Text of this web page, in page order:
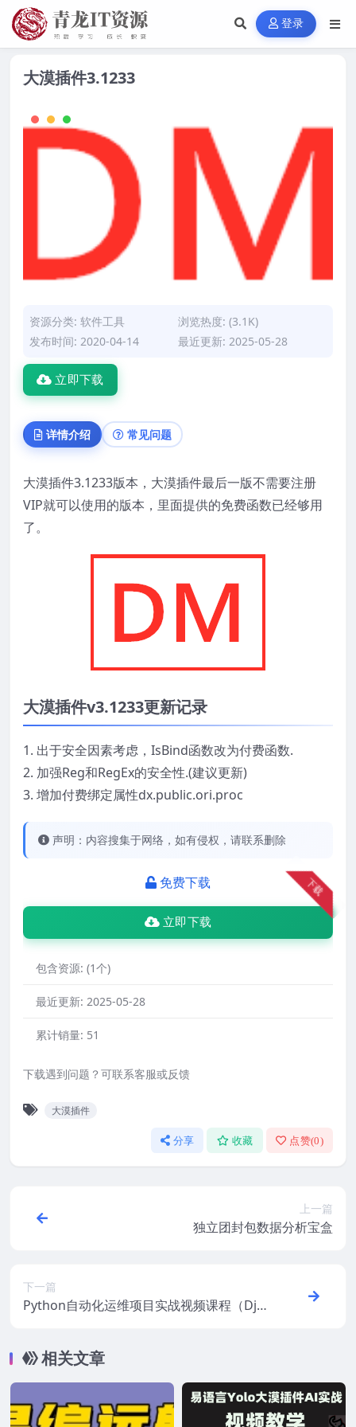
登录
大漠插件3.1233
资源分类: 软件工具
浏览热度: (3.1K)
发布时间: 2020-04-14
最近更新: 2025-05-28
立即下载
详情介绍 常见问题
大漠插件3.1233版本，大漠插件最后一版不需要注册
VIP就可以使用的版本，里面提供的免费函数已经够用
了。
大漠插件v3.1233更新记录
1. 出于安全因素考虑，IsBind函数改为付费函数.
2. 加强Reg和RegEx的安全性.(建议更新)
3. 增加付费绑定属性dx.public.ori.proc
声明：内容搜集于网络，如有侵权，请联系删除
下载
免费下载
立即下载
包含资源: (1个)
最近更新: 2025-05-28
累计销量: 51
下载遇到问题？可联系客服或反馈
大漠插件
分享 收藏 点赞(0)
上一篇
独立团封包数据分析宝盒
下一篇
Python自动化运维项目实战视频课程（Dja
相关文章